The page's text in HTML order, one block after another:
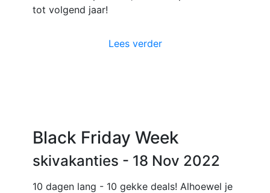
tot volgend jaar!
Lees verder
Black Friday Week
skivakanties - 18 Nov 2022
10 dagen lang - 10 gekke deals! Alhoewel je